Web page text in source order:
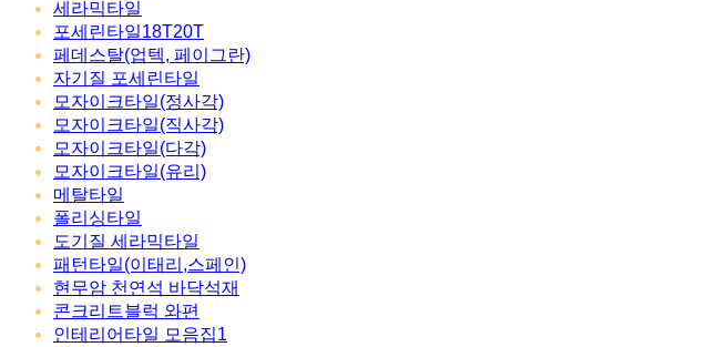
세라믹타일
포세린타일18T20T
페데스탈(업텍, 페이그란)
자기질 포세린타일
모자이크타일(정사각)
모자이크타일(직사각)
모자이크타일(다각)
모자이크타일(유리)
메탈타일
폴리싱타일
도기질 세라믹타일
패턴타일(이태리,스페인)
현무암 천연석 바닥석재
콘크리트블럭 와편
인테리어타일 모음집1